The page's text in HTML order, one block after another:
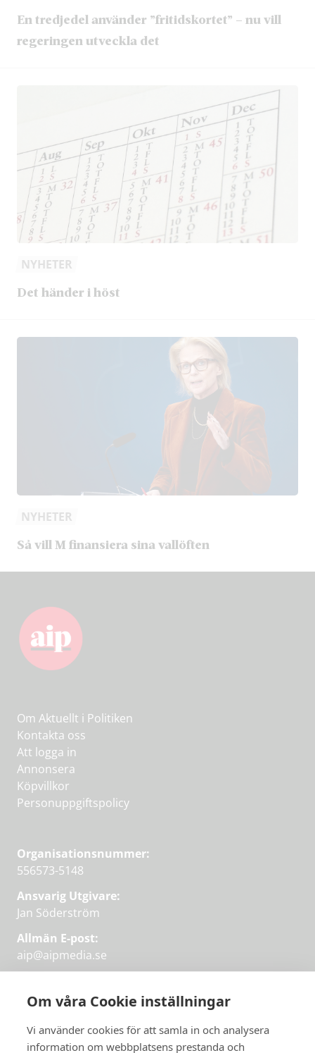
Om våra Cookie inställningar
Vi använder cookies för att samla in och analysera
information om webbplatsens prestanda och
En tredjedel använder ”fritidskortet” – nu vill
regeringen utveckla det
NYHETER
Det händer i höst
NYHETER
Så vill M finansiera sina vallöften
Om Aktuellt i Politiken
Kontakta oss
Att logga in
Annonsera
Köpvillkor
Personuppgiftspolicy
Organisationsnummer:
556573-5148
Ansvarig Utgivare:
Jan Söderström
Allmän E-post:
aip@aipmedia.se
aip@flowyinfo.seeller 08-1210 60 40.
Instagram
LinkedIn
Twitter
Facebook